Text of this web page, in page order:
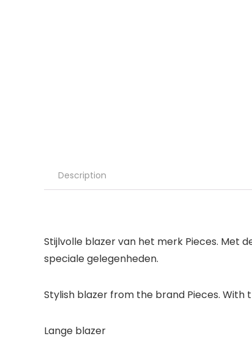
Description
Stijlvolle blazer van het merk Pieces. Met
speciale gelegenheden.
Stylish blazer from the brand Pieces.
Lange blazer